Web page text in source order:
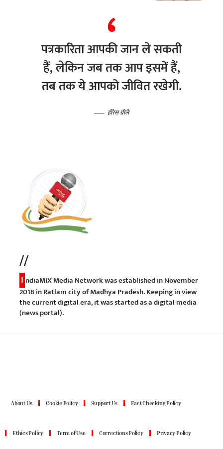
पत्रकारिता आपकी जान ले सकती
हैं, लेकिन जब तक आप इसमें हैं,
तब तक ये आपको जीवित रखेगी.
होरेस ग्रीले
//
I ndiaMIX Media Network was established in November
2018 in Ratlam city of Madhya Pradesh. Keeping in view
the current digital era, it was started as a digital media
(news portal).
About Us Cookie Policy Support Us Fact Checking Policy
Ethics Policy Term of Use Corrections Policy Privacy Policy